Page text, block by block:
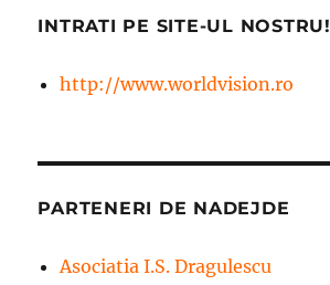
INTRATI PE SITE-UL NOSTRU!
http://www.worldvision.ro
PARTENERI DE NADEJDE
Asociatia I.S. Dragulescu